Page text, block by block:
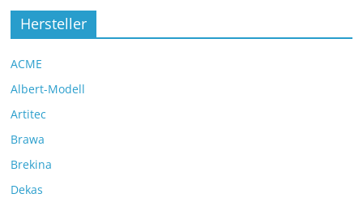
Hersteller
ACME
Albert-Modell
Artitec
Brawa
Brekina
Dekas